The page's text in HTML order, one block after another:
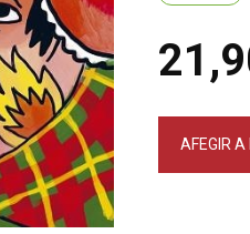
AFEGIR